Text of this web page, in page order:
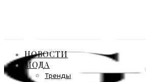
НОВОСТИ
МОДА
Тренды